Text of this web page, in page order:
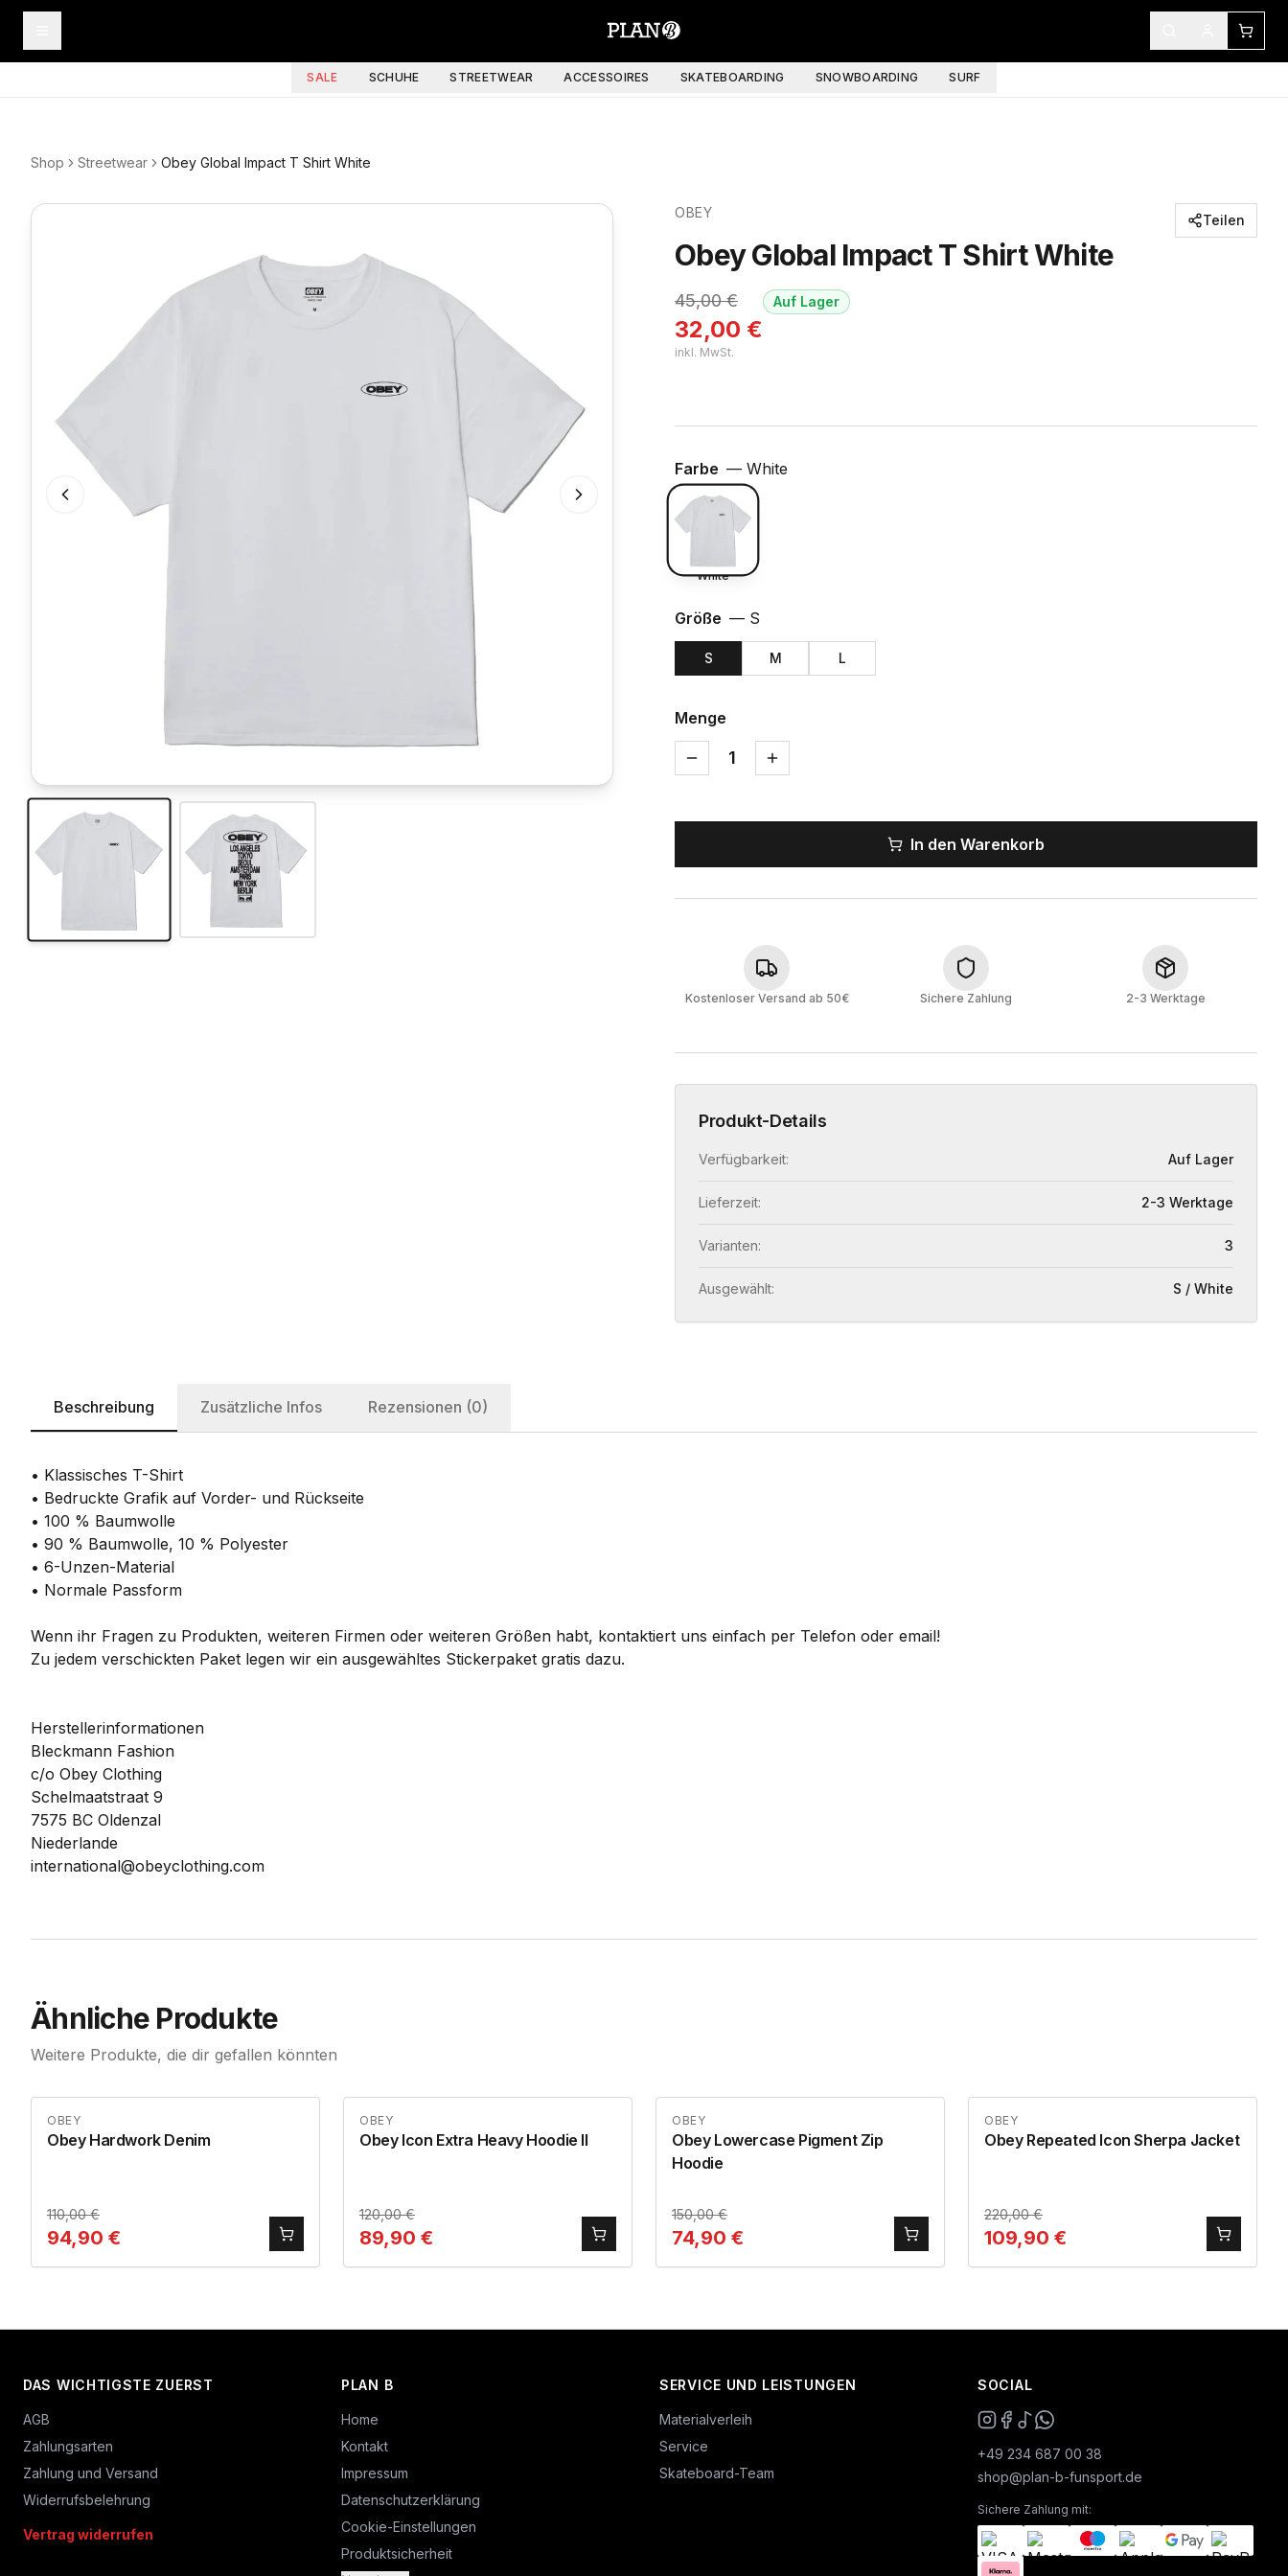
SALE SCHUHE STREETWEAR ACCESSOIRES SKATEBOARDING SNOWBOARDING SURF
Shop Streetwear Obey Global Impact T Shirt White
OBEY
Obey Global Impact T Shirt White
45,00€
32,00 €
inkl. MwSt.
Auf Lager
Teilen
Farbe — White
White
Größe — S
S M L
Menge
1
In den Warenkorb
Kostenloser Versand ab 50€ Sichere Zahlung 2-3 Werktage
Produkt-Details
Verfügbarkeit: Auf Lager
Lieferzeit: 2-3 Werktage
Varianten: 3
Ausgewählt: S / White
Beschreibung Zusätzliche Infos Rezensionen (0)
• Klassisches T-Shirt
• Bedruckte Grafik auf Vorder- und Rückseite
• 100 % Baumwolle
• 90 % Baumwolle, 10 % Polyester
• 6-Unzen-Material
• Normale Passform
Wenn ihr Fragen zu Produkten, weiteren Firmen oder weiteren Größen habt, kontaktiert uns einfach per Telefon oder email!
Zu jedem verschickten Paket legen wir ein ausgewähltes Stickerpaket gratis dazu.
Herstellerinformationen
Bleckmann Fashion
c/o Obey Clothing
Schelmaatstraat 9
7575 BC Oldenzal
Niederlande
international@obeyclothing.com
Ähnliche Produkte
Weitere Produkte, die dir gefallen könnten
OBEY
Obey Hardwork Denim
110,00€
94,90 €
OBEY
Obey Icon Extra Heavy Hoodie II
120,00€
89,90 €
OBEY
Obey Lowercase Pigment Zip
Hoodie
150,00€
74,90 €
OBEY
Obey Repeated Icon Sherpa Jacket
220,00€
109,90 €
DAS WICHTIGSTE ZUERST
AGB
Zahlungsarten
Zahlung und Versand
Widerrufsbelehrung
Vertrag widerrufen
PLAN B
Home
Kontakt
Impressum
Datenschutzerklärung
Cookie-Einstellungen
Produktsicherheit
SERVICE UND LEISTUNGEN
Materialverleih
Service
Skateboard-Team
SOCIAL
+49 234 687 00 38
shop@plan-b-funsport.de
Sichere Zahlung mit: